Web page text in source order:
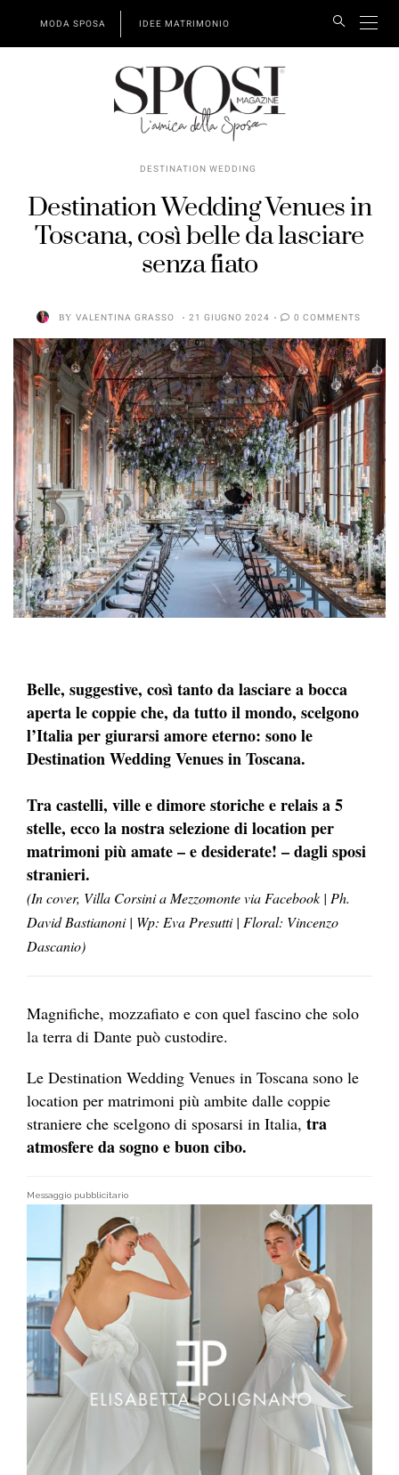
MODA SPOSA IDEE MATRIMONIO
DESTINATION WEDDING
Destination Wedding Venues in
Toscana, così belle da lasciare
senza fiato
BY VALENTINA GRASSO 21 GIUGNO 2024 0 COMMENTS
Belle, suggestive, così tanto da lasciare a bocca
aperta le coppie che, da tutto il mondo, scelgono
l’Italia per giurarsi amore eterno: sono le
Destination Wedding Venues in Toscana.
Tra castelli, ville e dimore storiche e relais a 5
stelle, ecco la nostra selezione di location per
matrimoni più amate – e desiderate! – dagli sposi
stranieri.
(In cover, Villa Corsini a Mezzomonte via Facebook | Ph.
David Bastianoni | Wp: Eva Presutti | Floral: Vincenzo
Dascanio)
Magnifiche, mozzafiato e con quel fascino che solo
la terra di Dante può custodire.
Le Destination Wedding Venues in Toscana sono le
location per matrimoni più ambite dalle coppie
straniere che scelgono di sposarsi in Italia, tra
atmosfere da sogno e buon cibo.
Messaggio pubblicitario